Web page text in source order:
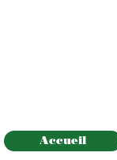
Accueil